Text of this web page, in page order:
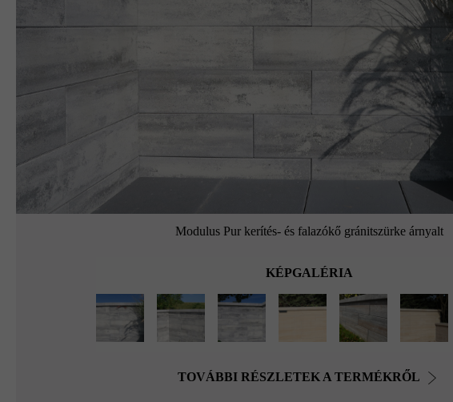
Modulus Pur kerítés- és falazókő gránitszürke árnyalt
KÉPGALÉRIA
TOVÁBBI RÉSZLETEK A TERMÉKRŐL